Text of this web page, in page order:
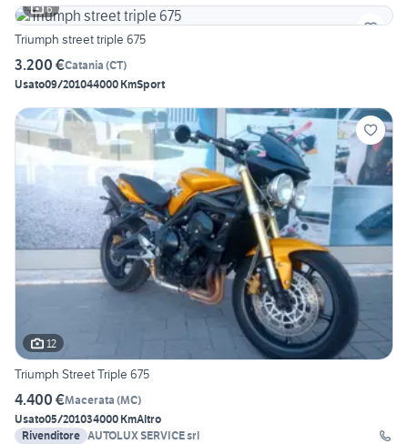
6
Triumph street triple 675
3.200 €Catania (CT)
Usato09/201044000 KmSport
12
Triumph Street Triple 675
4.400 €Macerata (MC)
Usato05/201034000 KmAltro
Rivenditore AUTOLUX SERVICE srl